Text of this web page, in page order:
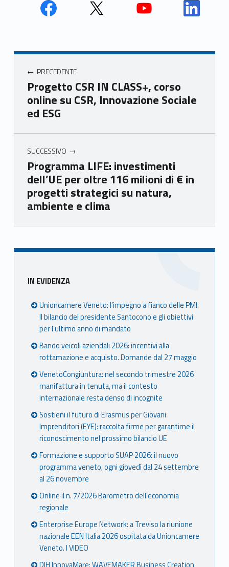
Unio
mer
e
Ven
eto
Unio
e
Ven
Unio
e
Ven
Unio
Ven
Navigazione articoli
PRECEDENTE
Progetto CSR IN CLASS+, corso
online su CSR, Innovazione Sociale
ed ESG
SUCCESSIVO
Programma LIFE: investimenti
dell’UE per oltre 116 milioni di € in
progetti strategici su natura,
ambiente e clima
Skip back to main navigation
Sidebar
IN EVIDENZA
Unioncamere Veneto: l’impegno a fianco delle PMI.
Il bilancio del presidente Santocono e gli obiettivi
per l’ultimo anno di mandato
Bando veicoli aziendali 2026: incentivi alla
rottamazione e acquisto. Domande dal 27 maggio
VenetoCongiuntura: nel secondo trimestre 2026
manifattura in tenuta, ma il contesto
internazionale resta denso di incognite
Sostieni il futuro di Erasmus per Giovani
Imprenditori (EYE): raccolta firme per garantirne il
riconoscimento nel prossimo bilancio UE
Formazione e supporto SUAP 2026: il nuovo
programma veneto, ogni giovedì dal 24 settembre
al 26 novembre
Online il n. 7/2026 Barometro dell’economia
regionale
Enterprise Europe Network: a Treviso la riunione
nazionale EEN Italia 2026 ospitata da Unioncamere
Veneto. I VIDEO